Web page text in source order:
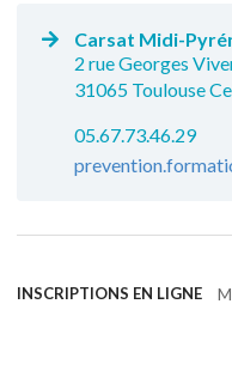
Carsat Midi-
2 rue Georges
31065 Toulouse
05.67.73.46.29
INSCRIPTIONS EN LIGNE